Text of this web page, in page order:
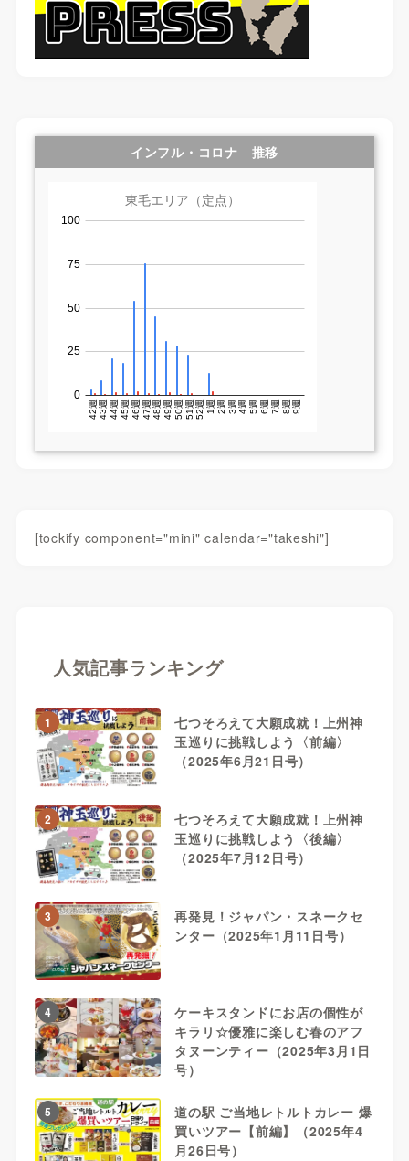
インフル・コロナ 推移
[tockify component="mini" calendar="takeshi"]
人気記事ランキング
1
七つそろえて大願成就！上州神
玉巡りに挑戦しよう〈前編〉
（2025年6月21日号）
2
七つそろえて大願成就！上州神
玉巡りに挑戦しよう〈後編〉
（2025年7月12日号）
3
再発見！ジャパン・スネークセ
ンター（2025年1月11日号）
4
ケーキスタンドにお店の個性が
キラリ☆優雅に楽しむ春のアフ
タヌーンティー（2025年3月1日
号）
5
道の駅 ご当地レトルトカレー 爆
買いツアー【前編】（2025年4
月26日号）